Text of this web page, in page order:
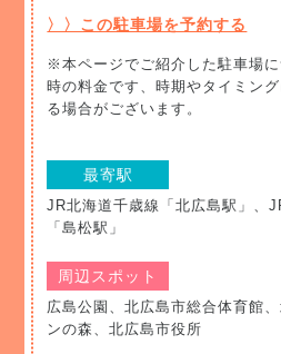
〉〉この駐車場を予約する
※本ページでご紹介した駐車場
時の料金です、時期やタイミン
る場合がございます。
最寄駅
JR北海道千歳線「北広島駅」、
「島松駅」
周辺スポット
広島公園、北広島市総合体育館
ンの森、北広島市役所